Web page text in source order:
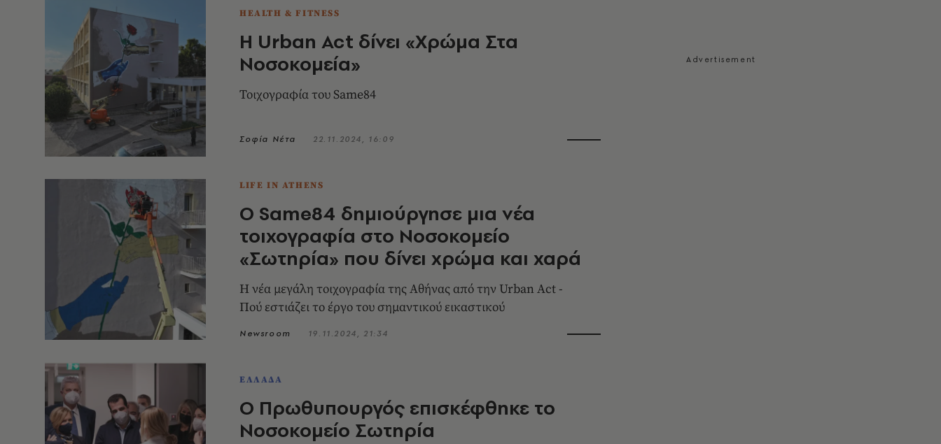
HEALTH & FITNESS
Η Urban Act δίνει «Χρώμα Στα
Νοσοκομεία»
Τοιχογραφία του Same84
Σοφία Νέτα 22.11.2024, 16:09
LIFE IN ATHENS
Ο Same84 δημιούργησε μια νέα
τοιχογραφία στο Νοσοκομείο
«Σωτηρία» που δίνει χρώμα και χαρά
Η νέα μεγάλη τοιχογραφία της Αθήνας από την Urban Act -
Πού εστιάζει το έργο του σημαντικού εικαστικού
Newsroom 19.11.2024, 21:34
ΕΛΛΑΔΑ
Ο Πρωθυπουργός επισκέφθηκε το
Νοσοκομείο Σωτηρία